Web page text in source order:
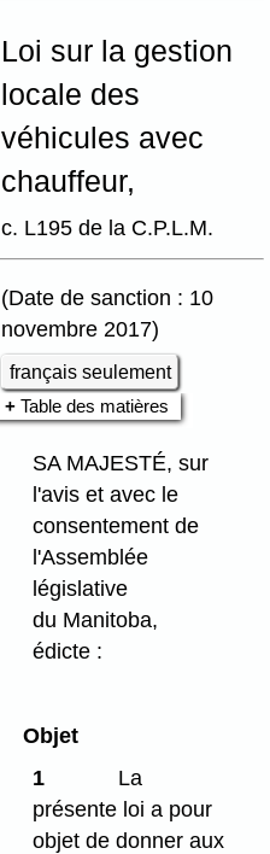
Loi sur la gestion
locale des
véhicules avec
chauffeur,
c. L195 de la C.P.L.M.
(Date de sanction : 10
novembre 2017)
français seulement
Table des matières
SA MAJESTÉ, sur
l'avis et avec le
consentement de
l'Assemblée
législative
du Manitoba,
édicte :
Objet
1
La
présente loi a pour
objet de donner aux